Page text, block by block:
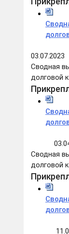
03.07.2023
Сводная
долговой
Сводная
долговой